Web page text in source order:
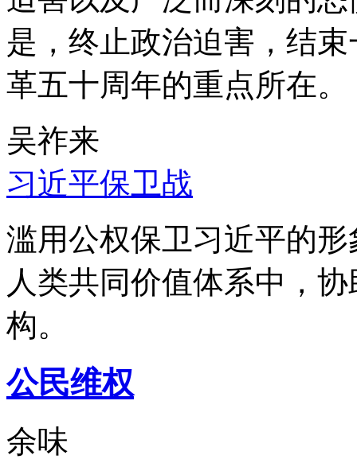
是，终止政治迫害，结
革五十周年的重点所在。
吴祚来
习近平保卫战
滥用公权保卫习近平的
人类共同价值体系中，
构。
公民维权
余味